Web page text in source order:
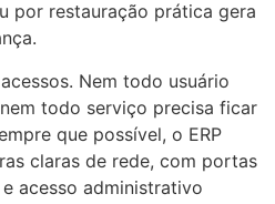
por restauração prática gera
Nem todo usuário
todo serviço precisa ficar
que possível, o ERP
claras de rede, com portas
acesso administrativo